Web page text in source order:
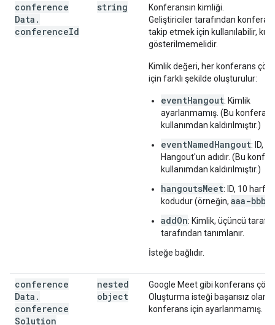
conference
Data .
conferenceId
string
Konferansın kimliği.
Geliştiriciler tarafından
takip etmek için kullanılabilir,
gösterilmemelidir.
Kimlik değeri, her konferans
için farklı şekilde oluşturulur:
eventHangout: Kimlik
ayarlanmamış. (Bu
kullanımdan kaldırılmıştır.)
eventNamedHangout: ID,
Hangout'un adıdır. (Bu
kullanımdan kaldırılmıştır.)
hangoutsMeet: ID, 10 harfli
kodudur (örneğin, aaa-
addOn: Kimlik, üçüncü taraf
tarafından tanımlanır.
İsteğe bağlıdır.
conference
Data .
conference
Solution
nested
object
Google Meet gibi konferans
Oluşturma isteği başarısız olan
konferans için ayarlanmamış.